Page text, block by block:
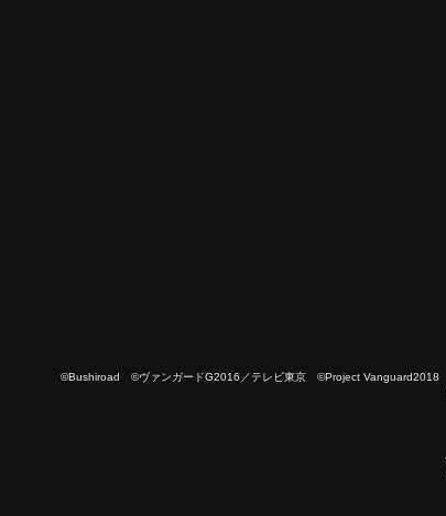
©Bushiroad ©ヴァンガードG2016／テレビ東京 ©Project